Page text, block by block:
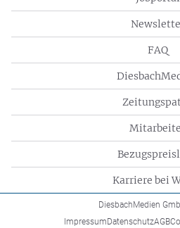
FAQ
Karriere bei
DiesbachMedien
ImpressumDatenschutzAGB